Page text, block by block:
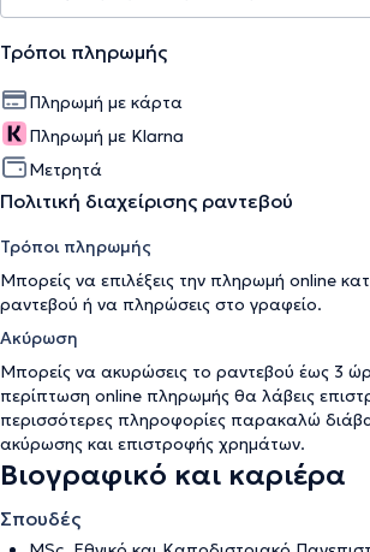
Τρόποι πληρωμής
Πληρωμή με κάρτα
Πληρωμή με Klarna
Μετρητά
Πολιτική διαχείρισης ραντεβού
Τρόποι πληρωμής
Μπορείς να επιλέξεις την πληρωμή online
ραντεβού ή να πληρώσεις στο γραφείο.
Ακύρωση
Μπορείς να ακυρώσεις το ραντεβού έως 3
περίπτωση online πληρωμής θα λάβεις
περισσότερες πληροφορίες παρακαλώ
ακύρωσης και επιστροφής χρημάτων.
Βιογραφικό και καριέρα
Σπουδές